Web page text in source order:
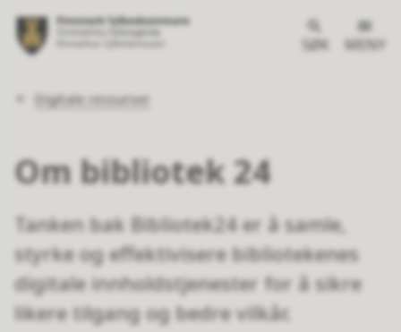
SØK MENY
Du
Digitale ressurser
Om bibliotek 24
Tanken bak Bibliotek24 er å samle,
styrke og effektivisere bibliotekenes
digitale innholdstjenester for å sikre
likere tilgang og bedre vilkår.